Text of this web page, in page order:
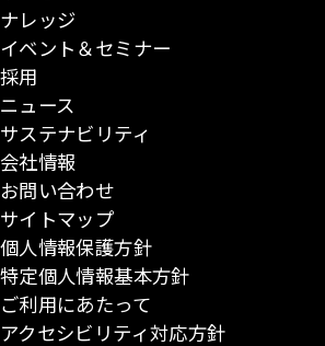
ナレッジ
イベント＆セミナー
採用
ニュース
サステナビリティ
会社情報
お問い合わせ
サイトマップ
個人情報保護方針
特定個人情報基本方針
ご利用にあたって
アクセシビリティ対応方針